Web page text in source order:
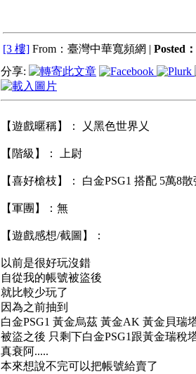
[3 樓] From：臺灣中華寬頻網 | Posted：
分享:
【遊戲暱稱】： 乂黑色世界乂
【階級】： 上尉
【喜好槍枝】： 白金PSG1 搭配 5萬8散
【軍團】：無
【遊戲感想/截圖】：
以前是很好玩沒錯
自從我的帳號被盜後
就比較少玩了
因為之前抽到
白金PSG1 黃金烏茲 黃金AK 黃金貝瑞
被盜之後 只剩下白金PSG1跟黃金瑞稅
真衰阿.....
本來想說不完可以把帳號給賣了